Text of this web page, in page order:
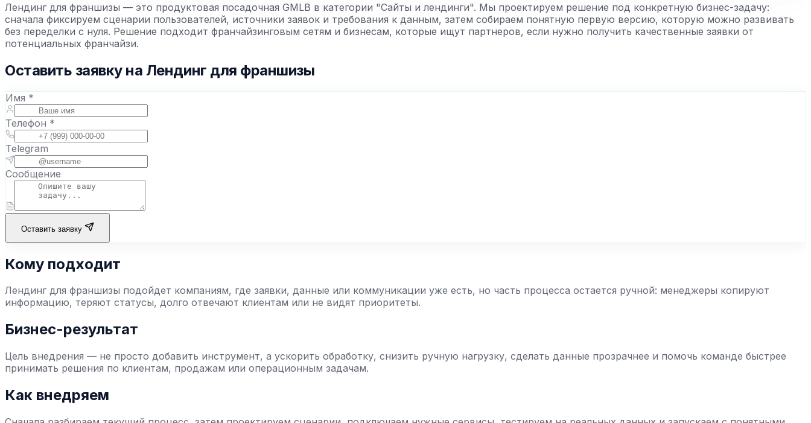
Лендинг для франшизы — это продуктовая посадочная GMLB в категории "Сайты и лендинги". Мы проектируем решение под конкретную бизнес-задачу:
сначала фиксируем сценарии пользователей, источники заявок и требования к данным, затем собираем понятную первую версию, которую можно развивать
без переделки с нуля. Решение подходит франчайзинговым сетям и бизнесам, которые ищут партнеров, если нужно получить качественные заявки от
потенциальных франчайзи.
Оставить заявку на Лендинг для франшизы
Имя *
Телефон *
Telegram
Сообщение
Оставить заявку
Кому подходит
Лендинг для франшизы подойдет компаниям, где заявки, данные или коммуникации уже есть, но часть процесса остается ручной: менеджеры копируют
информацию, теряют статусы, долго отвечают клиентам или не видят приоритеты.
Бизнес-результат
Цель внедрения — не просто добавить инструмент, а ускорить обработку, снизить ручную нагрузку, сделать данные прозрачнее и помочь команде быстрее
принимать решения по клиентам, продажам или операционным задачам.
Как внедряем